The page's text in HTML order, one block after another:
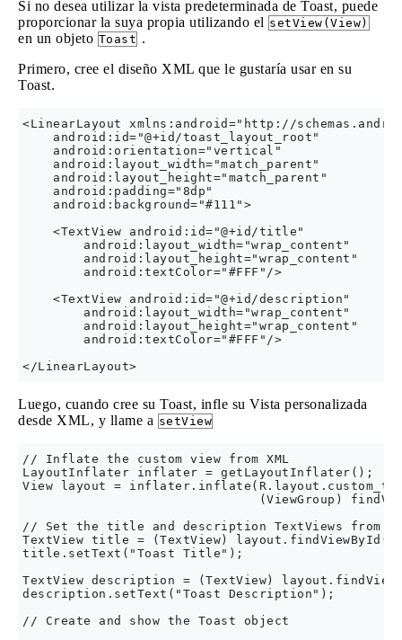
Si no desea utilizar la vista predeterminada de Toast, puede
proporcionar la suya propia utilizando el setView(View)
en un objeto Toast .
Primero, cree el diseño XML que le gustaría usar en su
Toast.
<LinearLayout xmlns:android="http://
    android:id="@+id/toast_layout_root"
    android:orientation="vertical"
    android:layout_width="match_parent"
    android:layout_height="match_parent"
    android:padding="8dp"
    android:background="#111">
    <TextView android:id="@+id/title"
        android:layout_width="wrap_content"
        android:layout_height="wrap_content"
        android:textColor="#FFF"/>
    <TextView android:id="@+id/description"
        android:layout_width="wrap_content"
        android:layout_height="wrap_content"
        android:textColor="#FFF"/>
Luego, cuando cree su Toast, infle su Vista personalizada
desde XML, y llame a setView
// Inflate the custom view from XML
LayoutInflater inflater = getLayoutInflater();
View layout =
(ViewGroup)
// Set the title and description TextViews from
TextView title = (TextView)
title.setText("Toast Title");
TextView description = (TextView)
description.setText("Toast Description");
// Create and show the Toast object